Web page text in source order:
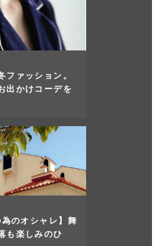
ファッション。
出かけコーデを
のオシャレ】舞
も楽しみのひ